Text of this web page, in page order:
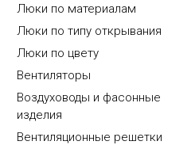
Люки по материалам
Люки по типу открывания
Люки по цвету
Вентиляторы
Воздуховоды и фасонные
изделия
Вентиляционные решетки